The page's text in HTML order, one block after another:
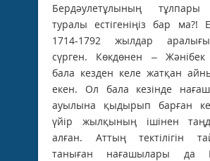
Бердәулетұлының тұлпары
туралы естігеніңіз бар ма?!
1714-1792 жылдар
сүрген. Көкдөнен –
бала кезден келе жатқан
екен. Ол бала кезінде
ауылына қыдырып барған
үйір жылқының ішінен
алған. Аттың тектілігін
таныған нағашылары да